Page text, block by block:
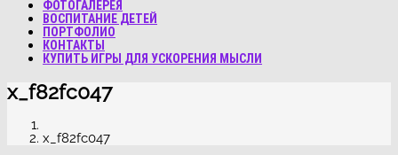
ФОТОГАЛЕРЕЯ
ВОСПИТАНИЕ ДЕТЕЙ
ПОРТФОЛИО
КОНТАКТЫ
КУПИТЬ ИГРЫ ДЛЯ УСКОРЕНИЯ МЫСЛИ
x_f82fc047
x_f82fc047